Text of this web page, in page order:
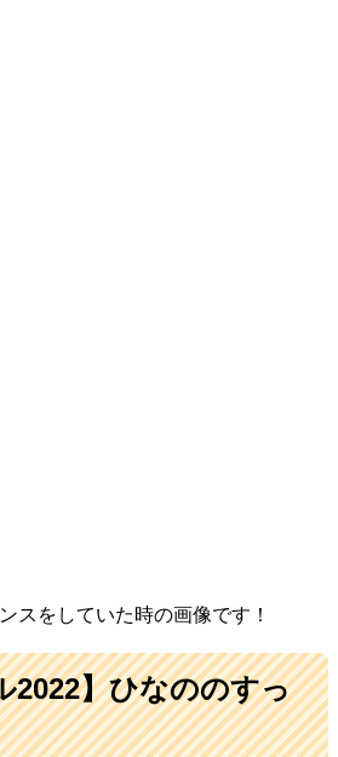
スをしていた時の画像です！
2022】ひなののすっ